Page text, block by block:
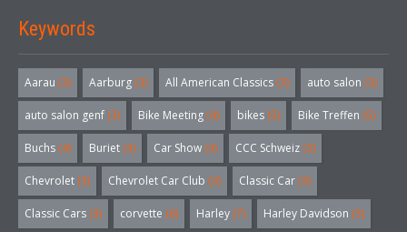
Keywords
Aarau (3) Aarburg (3) All American Classics (3) auto salon (3)
auto salon genf (3) Bike Meeting (4) bikes (5) Bike Treffen (5)
Buchs (4) Buriet (3) Car Show (3) CCC Schweiz (3)
Chevrolet (3) Chevrolet Car Club (3) Classic Car (3)
Classic Cars (3) corvette (6) Harley (7) Harley Davidson (3)